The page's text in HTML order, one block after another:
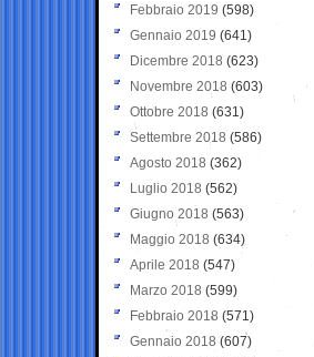
Febbraio 2019 (598)
Gennaio 2019 (641)
Dicembre 2018 (623)
Novembre 2018 (603)
Ottobre 2018 (631)
Settembre 2018 (586)
Agosto 2018 (362)
Luglio 2018 (562)
Giugno 2018 (563)
Maggio 2018 (634)
Aprile 2018 (547)
Marzo 2018 (599)
Febbraio 2018 (571)
Gennaio 2018 (607)